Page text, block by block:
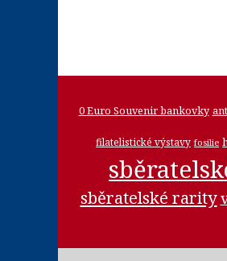
0 Euro Souvenir bankovky
filatelistické výstavy fosilie
sběratelské rarity